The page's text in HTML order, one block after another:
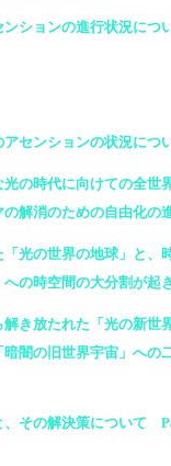
ンションの進行状況に
アセンションの状況に
の時代に向けての全世
の解消のための自由化
光の世界の地球」と、
の時空間の大分割が起
き放たれた「光の新世
闇の旧世界宇宙」への
、その解決策について